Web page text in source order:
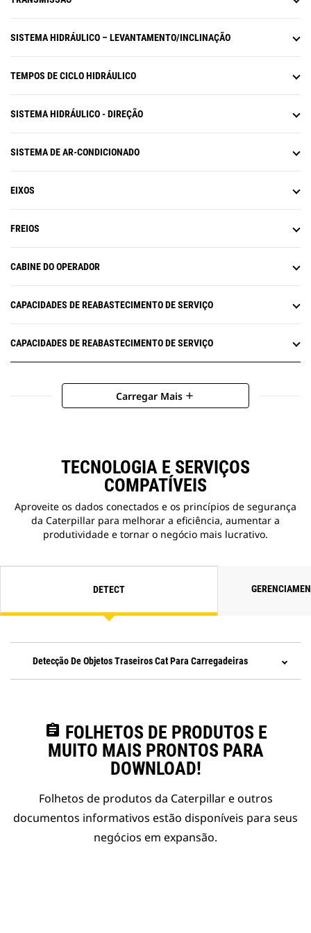
SISTEMA HIDRÁULICO – LEVANTAMENTO/INCLINAÇÃO
TEMPOS DE CICLO HIDRÁULICO
SISTEMA HIDRÁULICO - DIREÇÃO
SISTEMA DE AR-CONDICIONADO
EIXOS
FREIOS
CABINE DO OPERADOR
CAPACIDADES DE REABASTECIMENTO DE SERVIÇO
CAPACIDADES DE REABASTECIMENTO DE SERVIÇO
Carregar Mais add
TECNOLOGIA E SERVIÇOS
COMPATÍVEIS
Aproveite os dados conectados e os princípios de segurança
da Caterpillar para melhorar a eficiência, aumentar a
produtividade e tornar o negócio mais lucrativo.
DETECT
Detecção De Objetos Traseiros Cat Para Carregadeiras
assignment FOLHETOS DE PRODUTOS E
MUITO MAIS PRONTOS PARA
DOWNLOAD!
Folhetos de produtos da Caterpillar e outros
documentos informativos estão disponíveis para seus
negócios em expansão.